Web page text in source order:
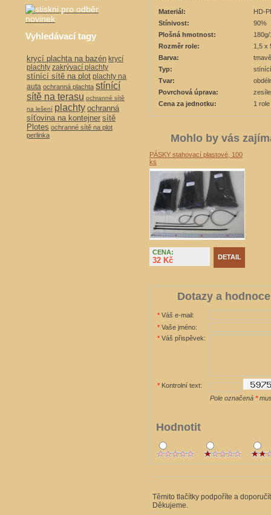
Materiál:
HD-
Stínivost:
90%
Plošná hmotnost:
Rozměr role:
1,5 x
Barva:
Typ:
Tvar:
Povrchová úprava:
Cena za jednotku:
1 role
Mohlo by vás
PÁSKY stahovací plastové, 100
ks
CENA:
32 Kč DETAIL
Dotazy a
* Váš e-mail:
* Vaše jméno:
* Váš přispěvek:
* Kontrolní text:
Pole označená *
Hodnotit
Těmito tlačítky podpoříte a
Děkujeme.
Vyhledávací tagy
krycí plachta na bazén krycí
plachty zakrývací plachty
stínící sítě na plot plachty na
auta ochranná plachta stínící
sítě na terasu ochranné sítě
na lešení plachty ochranná
síťovina na kontejner sítě
Plotes ochranné sítě na plot
perlinka